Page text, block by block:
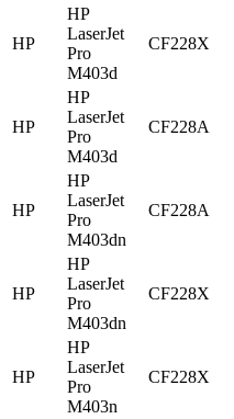
HP
HP
LaserJet
Pro
M403d
CF228X
HP
HP
LaserJet
Pro
M403d
CF228A
HP
HP
LaserJet
Pro
M403dn
CF228A
HP
HP
LaserJet
Pro
M403dn
CF228X
HP
HP
LaserJet
Pro
M403n
CF228X